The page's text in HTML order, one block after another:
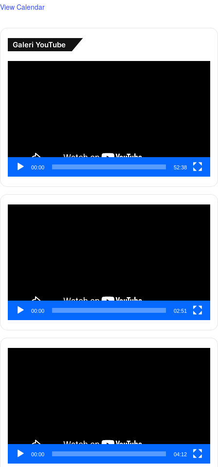
View Calendar
Galeri YouTube
00:00 52:38
00:00 02:51
00:00 04:12